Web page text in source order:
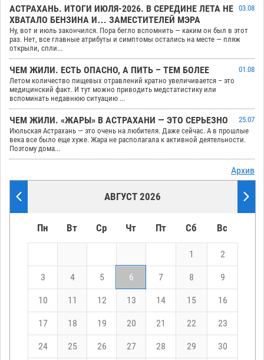
АСТРАХАНЬ. ИТОГИ ИЮЛЯ-2026. В СЕРЕДИНЕ ЛЕТА НЕ
ХВАТАЛО БЕНЗИНА И… ЗАМЕСТИТЕЛЕЙ МЭРА
03.08
Ну, вот и июль закончился. Пора бегло вспомнить — каким он был в этот
раз. Нет, все главные атрибуты и симптомы остались на месте — пляж
открыли, спли...
ЧЕМ ЖИЛИ. ЕСТЬ ОПАСНО, А ПИТЬ – ТЕМ БОЛЕЕ
01.08
Летом количество пищевых отравлений кратно увеличивается – это
медицинский факт. И тут можно приводить медстатистику или
вспоминать недавнюю ситуацию ...
ЧЕМ ЖИЛИ. «ЖАРЫ» В АСТРАХАНИ — ЭТО СЕРЬЕЗНО
25.07
Июльская Астрахань — это очень на любителя. Даже сейчас. А в прошлые
века все было еще хуже. Жара не располагала к активной деятельности.
Поэтому дома...
Архив
АВГУСТ 2026
Пн Вт Ср Чт Пт Сб Вс
1 2
3 4 5 6 7 8 9
10 11 12 13 14 15 16
17 18 19 20 21 22 23
24 25 26 27 28 29 30